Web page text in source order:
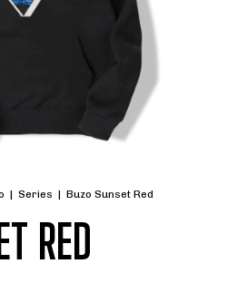
| Series | Buzo Sunset Red
RED